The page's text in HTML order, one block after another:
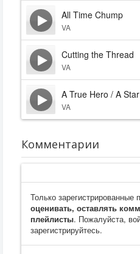
All Time Chump
VA
Cutting the Thread
VA
A True Hero / A
VA
Комментарии
Только зарегистрированные
оценивать, оставлять
плейлисты. Пожалуйста,
зарегистрируйтесь.